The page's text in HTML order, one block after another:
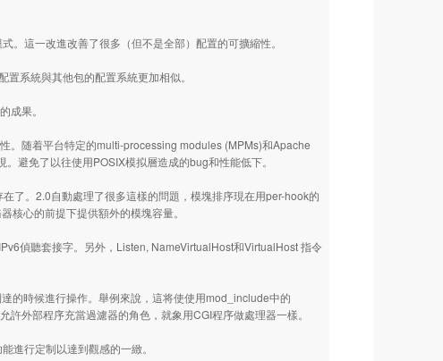
這一改進改善了很多（但不是全部）配置的可擴縮性。
系統與其他包的配置系統更加相似。
果。
随着平台特定的multi-processing modules (MPMs)和Apache
避免了以往使用POSIX模拟層造成的bug和性能低下。
。2.0自動處理了很多這樣的問題，模塊排序現在用per-hook的
核心的前提下提供額外的模塊容量。
偵聽套接字。另外，Listen, NameVirtualHost和VirtualHost 指令
時候進行操作。舉例來說，這将使使用mod_include中的
外部程序充當過濾器的角色，就象用CGI程序做處理器一樣。
行定制以達到觀感的一緻。